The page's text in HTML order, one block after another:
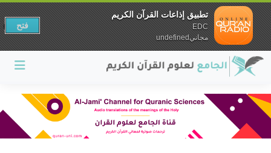
تطبيق إذاعات القرآن الكريم
EDC
مجانيundefined
فتح